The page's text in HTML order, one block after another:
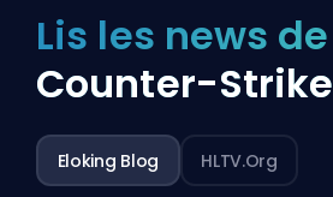
Lis les news de
Counter-Strike
Eloking Blog HLTV.org